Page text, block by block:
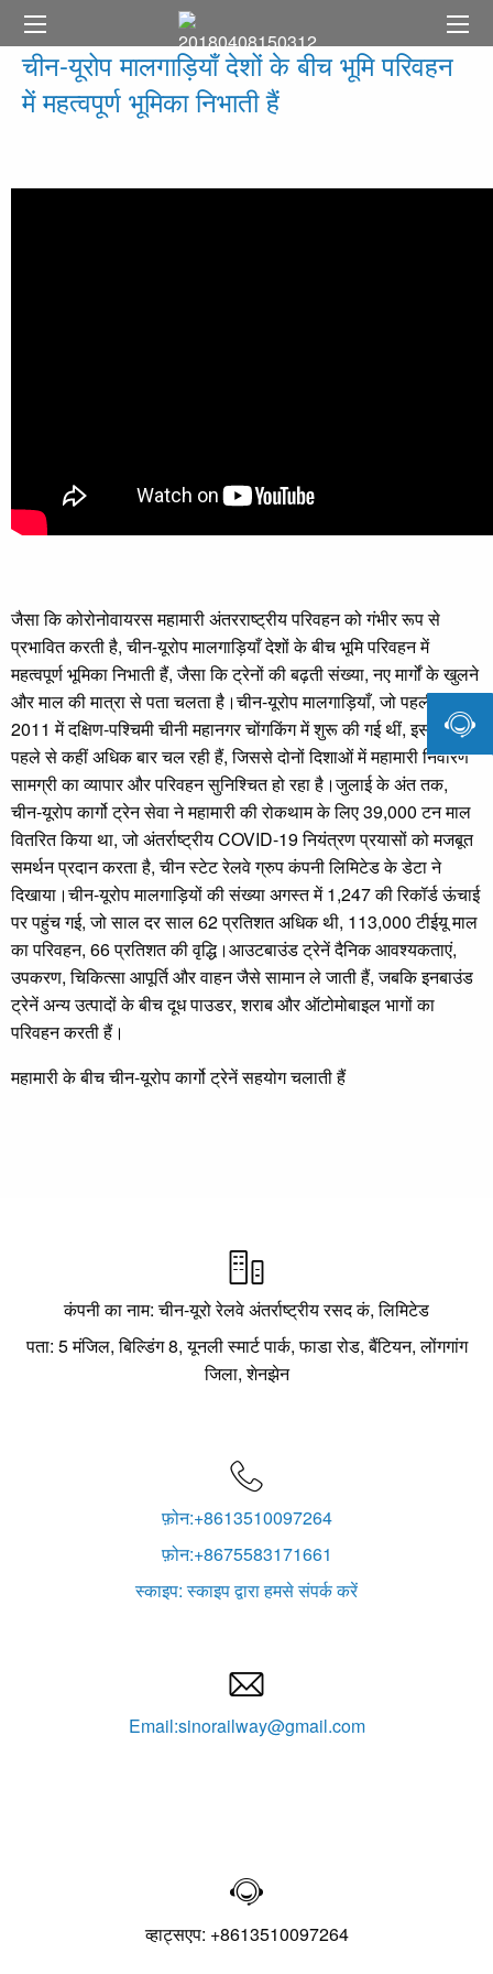
चीन-यूरोप मालगाड़ियाँ देशों के बीच भूमि परिवहन
में महत्वपूर्ण भूमिका निभाती हैं
जैसा कि कोरोनोवायरस महामारी अंतरराष्ट्रीय परिवहन को गंभीर रूप से
प्रभावित करती है, चीन-यूरोप मालगाड़ियाँ देशों के बीच भूमि परिवहन में
महत्वपूर्ण भूमिका निभाती हैं, जैसा कि ट्रेनों की बढ़ती संख्या, नए मार्गों के खुलने
और माल की मात्रा से पता चलता है।चीन-यूरोप मालगाड़ियाँ, जो पहली बार
2011 में दक्षिण-पश्चिमी चीनी महानगर चोंगकिंग में शुरू की गई थीं, इस साल
पहले से कहीं अधिक बार चल रही हैं, जिससे दोनों दिशाओं में महामारी निवारण
सामग्री का व्यापार और परिवहन सुनिश्चित हो रहा है।जुलाई के अंत तक,
चीन-यूरोप कार्गो ट्रेन सेवा ने महामारी की रोकथाम के लिए 39,000 टन माल
वितरित किया था, जो अंतर्राष्ट्रीय COVID-19 नियंत्रण प्रयासों को मजबूत
समर्थन प्रदान करता है, चीन स्टेट रेलवे ग्रुप कंपनी लिमिटेड के डेटा ने
दिखाया।चीन-यूरोप मालगाड़ियों की संख्या अगस्त में 1,247 की रिकॉर्ड ऊंचाई
पर पहुंच गई, जो साल दर साल 62 प्रतिशत अधिक थी, 113,000 टीईयू माल
का परिवहन, 66 प्रतिशत की वृद्धि।आउटबाउंड ट्रेनें दैनिक आवश्यकताएं,
उपकरण, चिकित्सा आपूर्ति और वाहन जैसे सामान ले जाती हैं, जबकि इनबाउंड
ट्रेनें अन्य उत्पादों के बीच दूध पाउडर, शराब और ऑटोमोबाइल भागों का
परिवहन करती हैं।
महामारी के बीच चीन-यूरोप कार्गो ट्रेनें सहयोग चलाती हैं

कंपनी का नाम: चीन-यूरो रेलवे अंतर्राष्ट्रीय रसद कं, लिमिटेड
पता: 5 मंजिल, बिल्डिंग 8, यूनली स्मार्ट पार्क, फाडा रोड, बैंटियन, लोंगगांग
जिला, शेनझेन

फ़ोन:+8613510097264
फ़ोन:+8675583171661
स्काइप: स्काइप द्वारा हमसे संपर्क करें

Email:sinorailway@gmail.com

व्हाट्सएप: +8613510097264
